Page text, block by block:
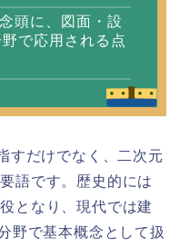
頭に、図面・設
で応用される点
すだけでなく、二次元
語です。歴史的には
となり、現代では建
野で基本概念として扱